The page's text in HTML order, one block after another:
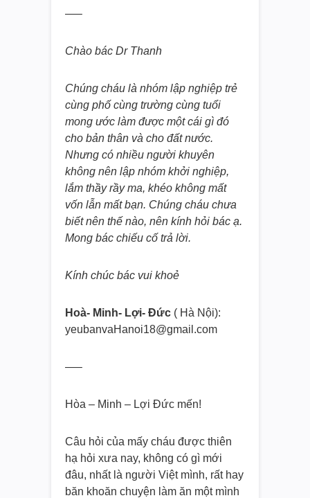
—–
Chào bác Dr Thanh
Chúng cháu là nhóm lập nghiệp trẻ
cùng phố cùng trường cùng tuổi
mong ước làm được một cái gì đó
cho bản thân và cho đất nước.
Nhưng có nhiều người khuyên
không nên lập nhóm khởi nghiệp,
lắm thầy rầy ma, khéo không mất
vốn lẫn mất bạn. Chúng cháu chưa
biết nên thế nào, nên kính hỏi bác ạ.
Mong bác chiếu cố trả lời.
Kính chúc bác vui khoẻ
Hoà- Minh- Lợi- Đức ( Hà Nội):
yeubanvaHanoi18@gmail.com
—–
Hòa – Minh – Lợi Đức mến!
Câu hỏi của mấy cháu được thiên
hạ hỏi xưa nay, không có gì mới
đâu, nhất là người Việt mình, rất hay
băn khoăn chuyện làm ăn một mình